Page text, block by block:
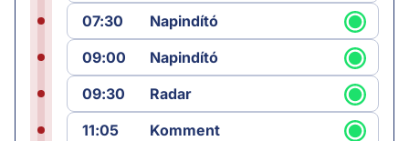
07:30
Napindító
09:00
Napindító
09:30
Radar
11:05
Komment